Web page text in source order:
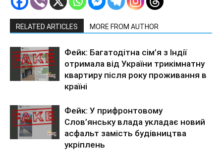
RELATED ARTICLES MORE FROM AUTHOR
Фейк: Багатодітна сім’я з Індії
отримала від України трикімнатну
квартиру після року проживання в
країні
Фейк: У прифронтовому
Слов’янську влада укладає новий
асфальт замість будівництва
укріплень